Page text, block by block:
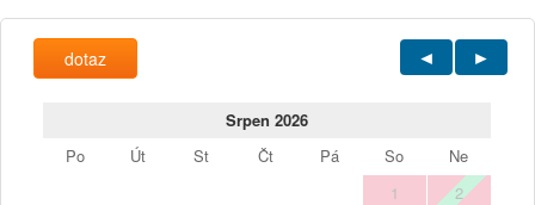
dotaz
Srpen 2026
Po
Út St Čt Pá So
Ne
1
2